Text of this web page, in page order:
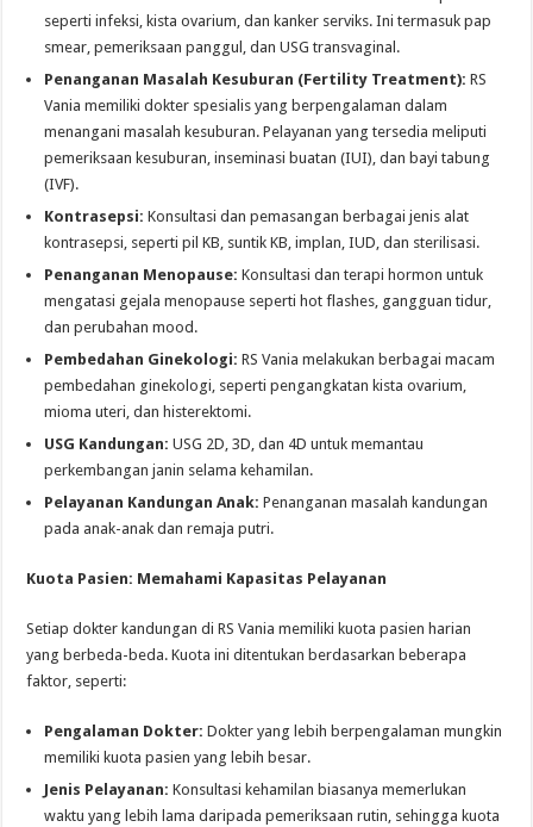
seperti infeksi, kista ovarium, dan kanker serviks. Ini termasuk pap
smear, pemeriksaan panggul, dan USG transvaginal.
Penanganan Masalah Kesuburan (Fertility Treatment): RS
Vania memiliki dokter spesialis yang berpengalaman dalam
menangani masalah kesuburan. Pelayanan yang tersedia meliputi
pemeriksaan kesuburan, inseminasi buatan (IUI), dan bayi tabung
(IVF).
Kontrasepsi: Konsultasi dan pemasangan berbagai jenis alat
kontrasepsi, seperti pil KB, suntik KB, implan, IUD, dan sterilisasi.
Penanganan Menopause: Konsultasi dan terapi hormon untuk
mengatasi gejala menopause seperti hot flashes, gangguan tidur,
dan perubahan mood.
Pembedahan Ginekologi: RS Vania melakukan berbagai macam
pembedahan ginekologi, seperti pengangkatan kista ovarium,
mioma uteri, dan histerektomi.
USG Kandungan: USG 2D, 3D, dan 4D untuk memantau
perkembangan janin selama kehamilan.
Pelayanan Kandungan Anak: Penanganan masalah kandungan
pada anak-anak dan remaja putri.
Kuota Pasien: Memahami Kapasitas Pelayanan
Setiap dokter kandungan di RS Vania memiliki kuota pasien harian
yang berbeda-beda. Kuota ini ditentukan berdasarkan beberapa
faktor, seperti:
Pengalaman Dokter: Dokter yang lebih berpengalaman mungkin
memiliki kuota pasien yang lebih besar.
Jenis Pelayanan: Konsultasi kehamilan biasanya memerlukan
waktu yang lebih lama daripada pemeriksaan rutin, sehingga kuota